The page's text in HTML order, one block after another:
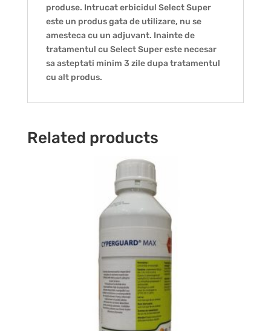
produse. Intrucat erbicidul Select Super
este un produs gata de utilizare, nu se
amesteca cu un adjuvant. Inainte de
tratamentul cu Select Super este necesar
sa asteptati minim 3 zile dupa tratamentul
cu alt produs.
Related products